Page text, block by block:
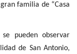
familia de “Casa
pueden observar
de San Antonio,